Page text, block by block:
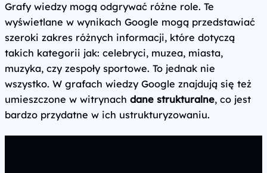
Grafy wiedzy mogą odgrywać różne role. Te
wyświetlane w wynikach Google mogą przedstawiać
szeroki zakres różnych informacji, które dotyczą
takich kategorii jak: celebryci, muzea, miasta,
muzyka, czy zespoły sportowe. To jednak nie
wszystko. W grafach wiedzy Google znajdują się też
umieszczone w witrynach dane strukturalne, co jest
bardzo przydatne w ich ustrukturyzowaniu.